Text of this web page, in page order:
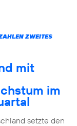
ZWEITES
mit
im
setzte den